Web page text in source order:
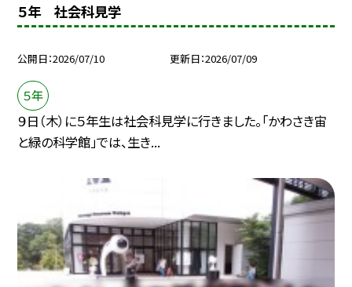
５年 社会科見学
公開日 2026/07/10 更新日 2026/07/09
５年
９日（木）に５年生は社会科見学に行きました。「かわさき宙
と緑の科学館」では、生き...